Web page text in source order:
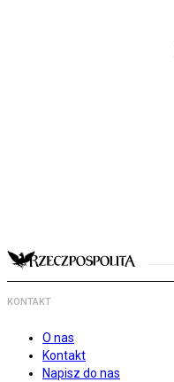
KONTAKT
O nas
Kontakt
Napisz do nas